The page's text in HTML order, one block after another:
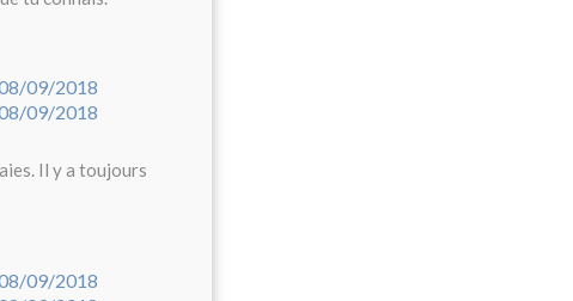
Il y a toujours